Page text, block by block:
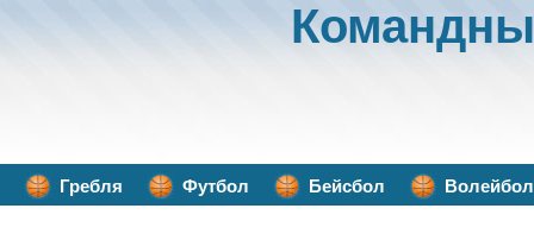
Гребля Футбол Бейсбол Волейбол